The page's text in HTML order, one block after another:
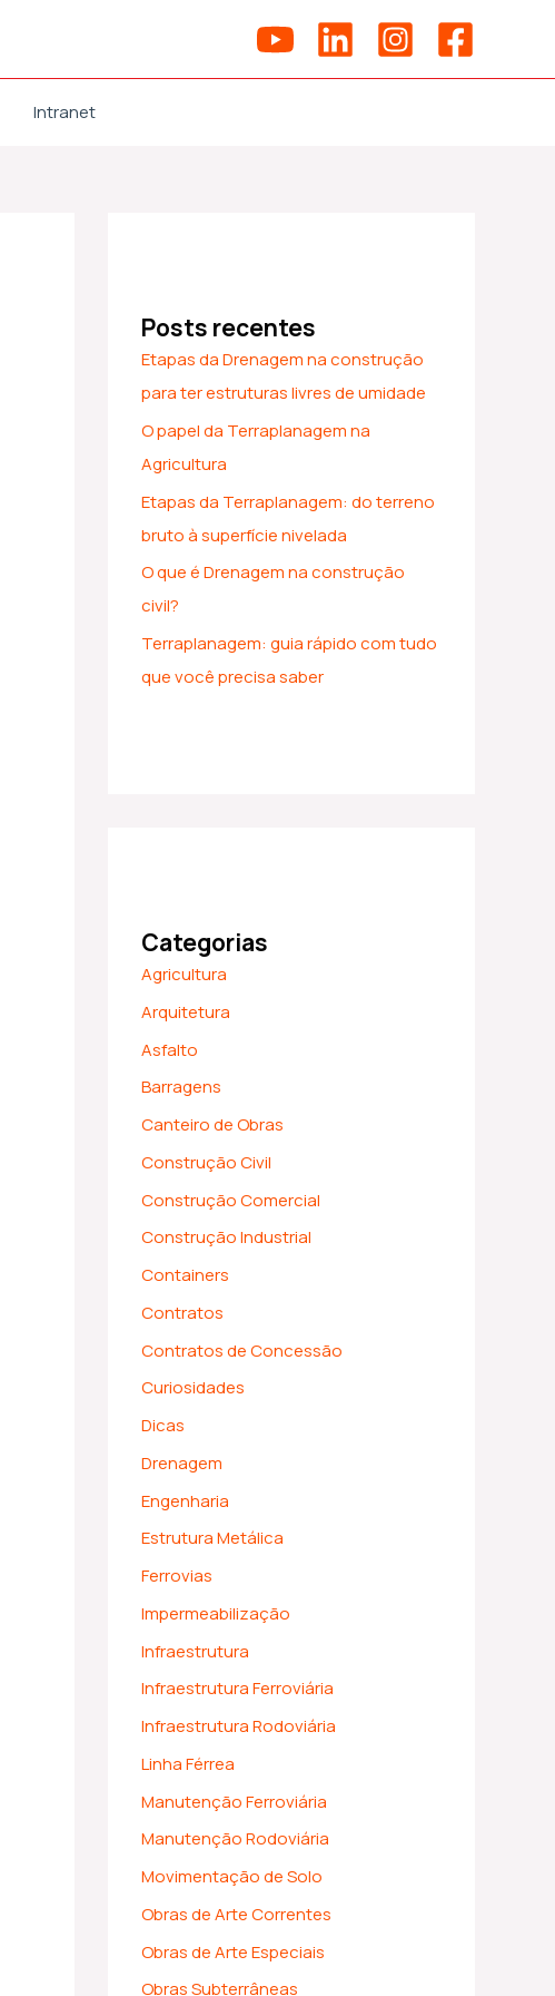
Intranet
Posts recentes
Etapas da Drenagem na construção
para ter estruturas livres de umidade
O papel da Terraplanagem na
Agricultura
Etapas da Terraplanagem: do terreno
bruto à superfície nivelada
O que é Drenagem na construção
civil?
Terraplanagem: guia rápido com tudo
que você precisa saber
Categorias
Agricultura
Arquitetura
Asfalto
Barragens
Canteiro de Obras
Construção Civil
Construção Comercial
Construção Industrial
Containers
Contratos
Contratos de Concessão
Curiosidades
Dicas
Drenagem
Engenharia
Estrutura Metálica
Ferrovias
Impermeabilização
Infraestrutura
Infraestrutura Ferroviária
Infraestrutura Rodoviária
Linha Férrea
Manutenção Ferroviária
Manutenção Rodoviária
Movimentação de Solo
Obras de Arte Correntes
Obras de Arte Especiais
Obras Subterrâneas